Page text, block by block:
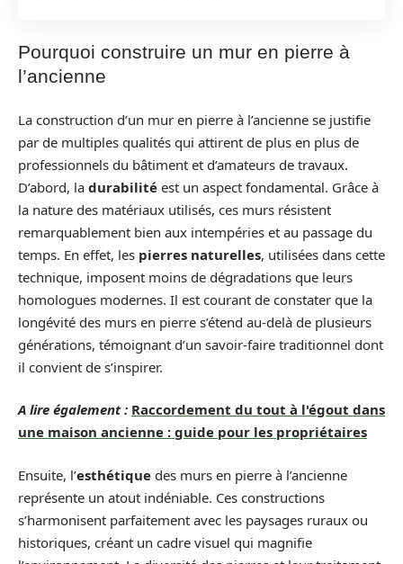
Pourquoi construire un mur en pierre à
l’ancienne
La construction d’un mur en pierre à l’ancienne se justifie
par de multiples qualités qui attirent de plus en plus de
professionnels du bâtiment et d’amateurs de travaux.
D’abord, la durabilité est un aspect fondamental. Grâce à
la nature des matériaux utilisés, ces murs résistent
remarquablement bien aux intempéries et au passage du
temps. En effet, les pierres naturelles, utilisées dans cette
technique, imposent moins de dégradations que leurs
homologues modernes. Il est courant de constater que la
longévité des murs en pierre s’étend au-delà de plusieurs
générations, témoignant d’un savoir-faire traditionnel dont
il convient de s’inspirer.
A lire également : Raccordement du tout à l'égout dans
une maison ancienne : guide pour les propriétaires
Ensuite, l’esthétique des murs en pierre à l’ancienne
représente un atout indéniable. Ces constructions
s’harmonisent parfaitement avec les paysages ruraux ou
historiques, créant un cadre visuel qui magnifie